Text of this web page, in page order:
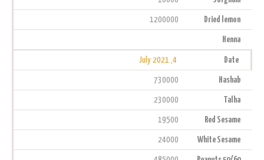
Dried lemon
1200000
Henna
Date
4, July 2021
Hashab
730000
Talha
230000
Red Sesame
19500
White Sesame
24000